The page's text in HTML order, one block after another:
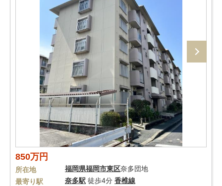
850万円
所在地 福岡県福岡市東区奈多団地
最寄り駅
奈多駅 徒歩4分 香椎線